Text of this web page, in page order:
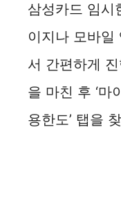
삼성카드 임시
이지나 모바
서 간편하게
을 마친 후 ‘마
용한도’ 탭을